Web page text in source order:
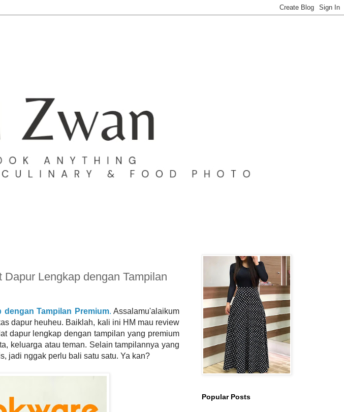
Lengkap dengan Tampilan
dengan Tampilan Premium. Assalamu'alaikum
dapur heuheu. Baiklah, kali ini HM mau review
dapur lengkap dengan tampilan yang premium
keluarga atau teman. Selain tampilannya yang
jadi nggak perlu bali satu satu. Ya kan?
Popular Posts